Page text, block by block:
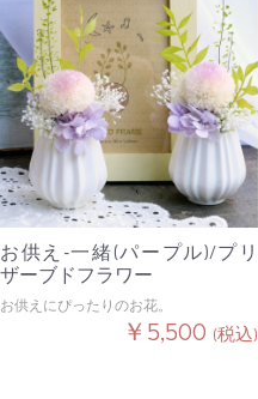
お供え-一緒(パープル)/プリ
ザーブドフラワー
お供えにぴったりのお花。
￥5,500 (税込)